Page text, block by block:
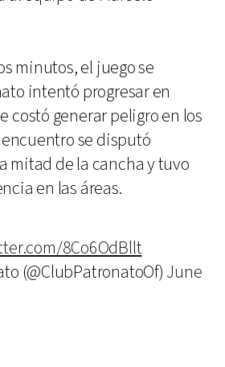
minutos, el juego se
intentó progresar en
costó generar peligro en los
se disputó
mitad de la cancha y tuvo
en las áreas.
8Co6OdBllt
(@ClubPatronatoOf) June